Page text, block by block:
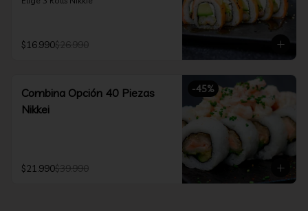
$16.990$26.990
-45%
Combina Opción 40 Piezas
Nikkei
$21.990$39.990